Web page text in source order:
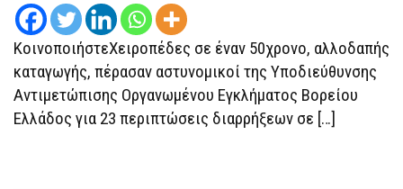
ΚοινοποιήστεΧειροπέδες σε έναν 50χρονο, αλλοδαπής
καταγωγής, πέρασαν αστυνομικοί της Υποδιεύθυνσης
Αντιμετώπισης Οργανωμένου Εγκλήματος Βορείου
Ελλάδος για 23 περιπτώσεις διαρρήξεων σε […]